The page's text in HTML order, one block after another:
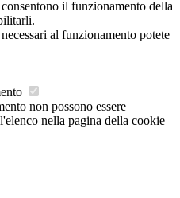
il funzionamento della
al funzionamento potete
non possono essere
nella pagina della cookie